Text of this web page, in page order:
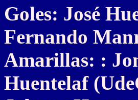
Goles: José
Fernando
Amarillas: :
Huentelaf